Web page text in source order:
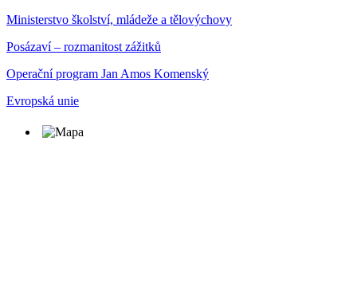
Ministerstvo školství, mládeže a tělovýchovy
Posázaví – rozmanitost zážitků
Operační program Jan Amos Komenský
Evropská unie